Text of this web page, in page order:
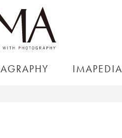
IMAPEDIA